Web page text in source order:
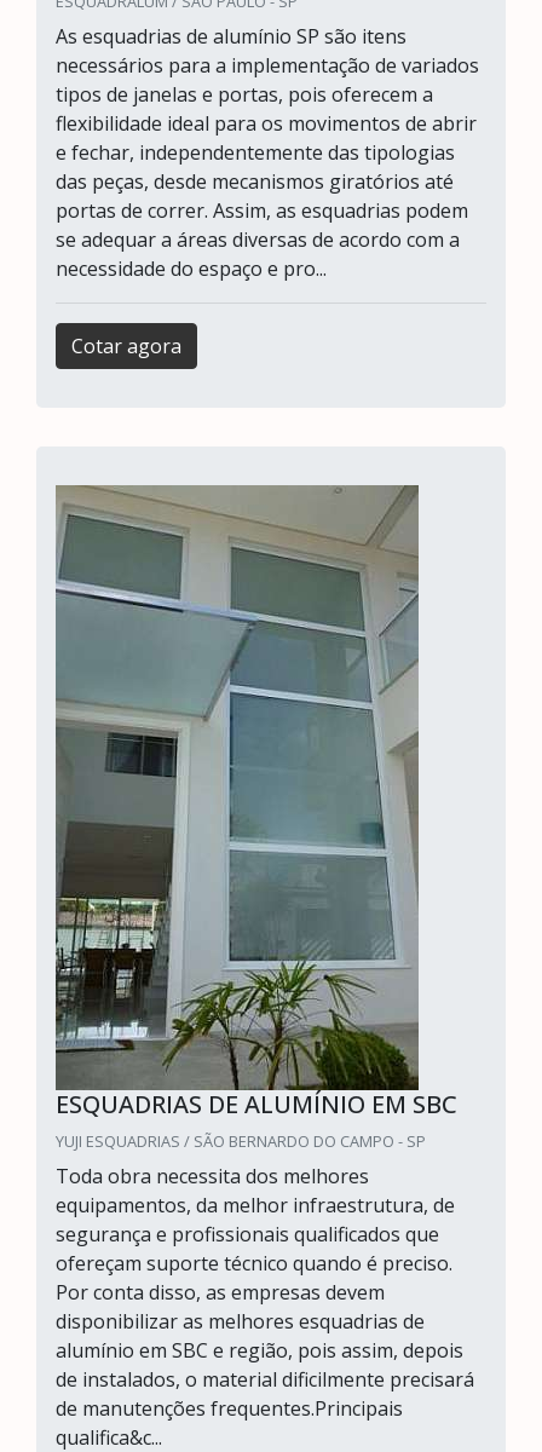
As esquadrias de alumínio SP são itens
necessários para a implementação de variados
tipos de janelas e portas, pois oferecem a
flexibilidade ideal para os movimentos de abrir
e fechar, independentemente das tipologias
das peças, desde mecanismos giratórios até
portas de correr. Assim, as esquadrias podem
se adequar a áreas diversas de acordo com a
necessidade do espaço e pro...
Cotar agora
ESQUADRIAS DE ALUMÍNIO EM SBC
YUJI ESQUADRIAS / SÃO BERNARDO DO CAMPO - SP
Toda obra necessita dos melhores
equipamentos, da melhor infraestrutura, de
segurança e profissionais qualificados que
ofereçam suporte técnico quando é preciso.
Por conta disso, as empresas devem
disponibilizar as melhores esquadrias de
alumínio em SBC e região, pois assim, depois
de instalados, o material dificilmente precisará
de manutenções frequentes.Principais
qualifica&c...